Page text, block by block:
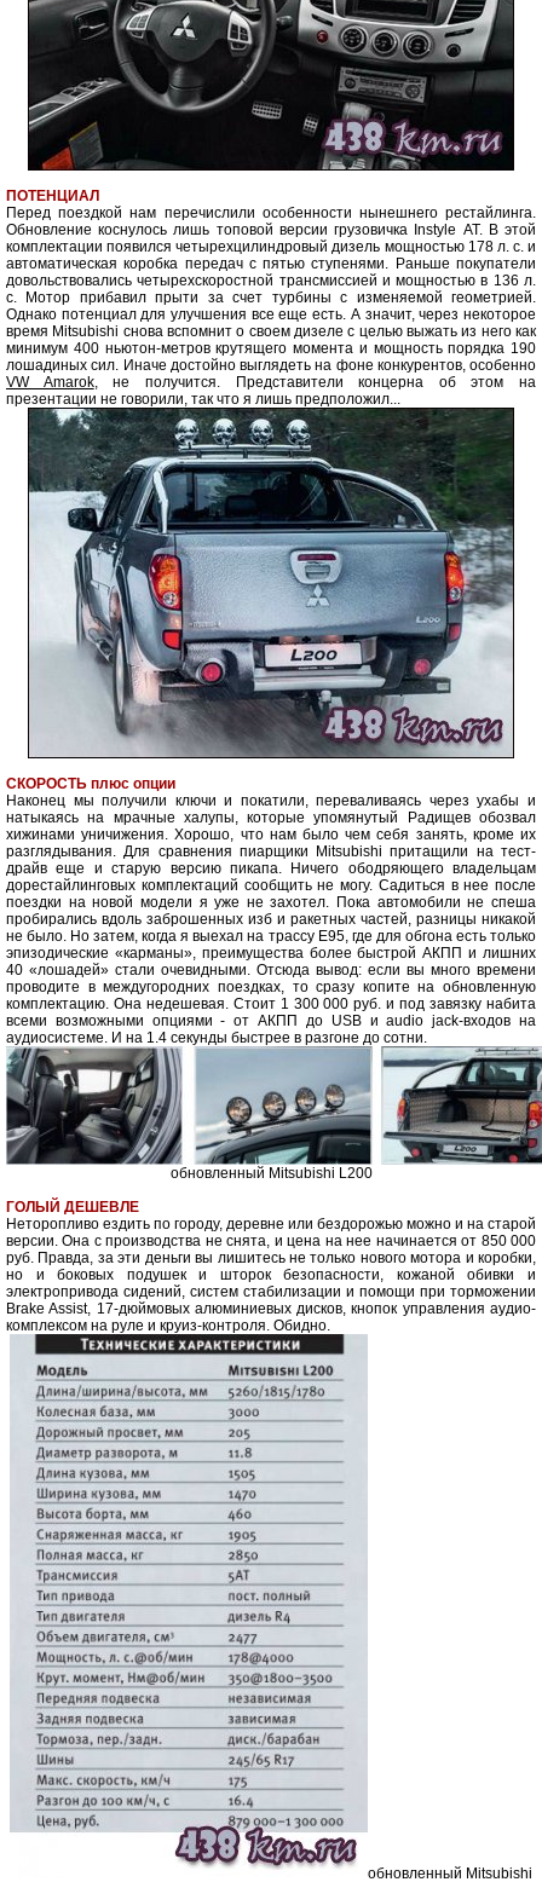
ПОТЕНЦИАЛ
Перед поездкой нам перечислили особенности нынешнего рестайлинга.
Обновление коснулось лишь топовой версии грузовичка Instyle АТ. В этой
комплектации появился четырехцилиндровый дизель мощностью 178 л. с. и
автоматическая коробка передач с пятью ступенями. Раньше покупатели
довольствовались четырехскоростной трансмиссией и мощностью в 136 л.
с. Мотор прибавил прыти за счет турбины с изменяемой геометрией.
Однако потенциал для улучшения все еще есть. А значит, через некоторое
время Mitsubishi снова вспомнит о своем дизеле с целью выжать из него как
минимум 400 ньютон-метров крутящего момента и мощность порядка 190
лошадиных сил. Иначе достойно выглядеть на фоне конкурентов, особенно
VW Amarok, не получится. Представители концерна об этом на
презентации не говорили, так что я лишь предположил...
СКОРОСТЬ плюс опции
Наконец мы получили ключи и покатили, переваливаясь через ухабы и
натыкаясь на мрачные халупы, которые упомянутый Радищев обозвал
хижинами уничижения. Хорошо, что нам было чем себя занять, кроме их
разглядывания. Для сравнения пиарщики Mitsubishi притащили на тест-
драйв еще и старую версию пикапа. Ничего ободряющего владельцам
дорестайлинговых комплектаций сообщить не могу. Садиться в нее после
поездки на новой модели я уже не захотел. Пока автомобили не спеша
пробирались вдоль заброшенных изб и ракетных частей, разницы никакой
не было. Но затем, когда я выехал на трассу Е95, где для обгона есть только
эпизодические «карманы», преимущества более быстрой АКПП и лишних
40 «лошадей» стали очевидными. Отсюда вывод: если вы много времени
проводите в междугородних поездках, то сразу копите на обновленную
комплектацию. Она недешевая. Стоит 1 300 000 руб. и под завязку набита
всеми возможными опциями - от АКПП до USB и audio jack-входов на
аудиосистеме. И на 1.4 секунды быстрее в разгоне до сотни.
обновленный Mitsubishi L200
ГОЛЫЙ ДЕШЕВЛЕ
Неторопливо ездить по городу, деревне или бездорожью можно и на старой
версии. Она с производства не снята, и цена на нее начинается от 850 000
руб. Правда, за эти деньги вы лишитесь не только нового мотора и коробки,
но и боковых подушек и шторок безопасности, кожаной обивки и
электропривода сидений, систем стабилизации и помощи при торможении
Brake Assist, 17-дюймовых алюминиевых дисков, кнопок управления аудио-
комплексом на руле и круиз-контроля. Обидно.
обновленный Mitsubishi